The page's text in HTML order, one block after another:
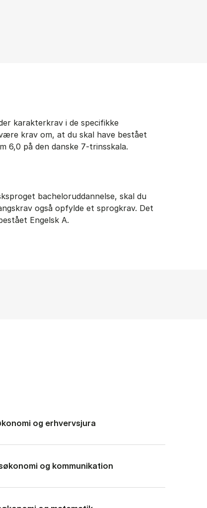
karakterkrav i de specifikke
krav om, at du skal have bestået
6,0 på den danske 7-trinsskala.
bacheloruddannelse, skal du
også opfylde et sprogkrav. Det
Engelsk A.
og erhvervsjura
og kommunikation